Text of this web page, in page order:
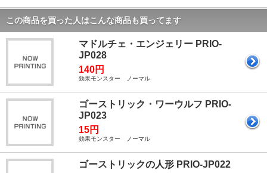
この商品を買った人はこんな商品も買ってます
マドルチェ・エンジェリー PRIO-
JP028
140円
効果モンスター ノーマル
ゴーストリック・ワーウルフ PRIO-
JP023
15円
効果モンスター ノーマル
ゴーストリックの人形 PRIO-JP022